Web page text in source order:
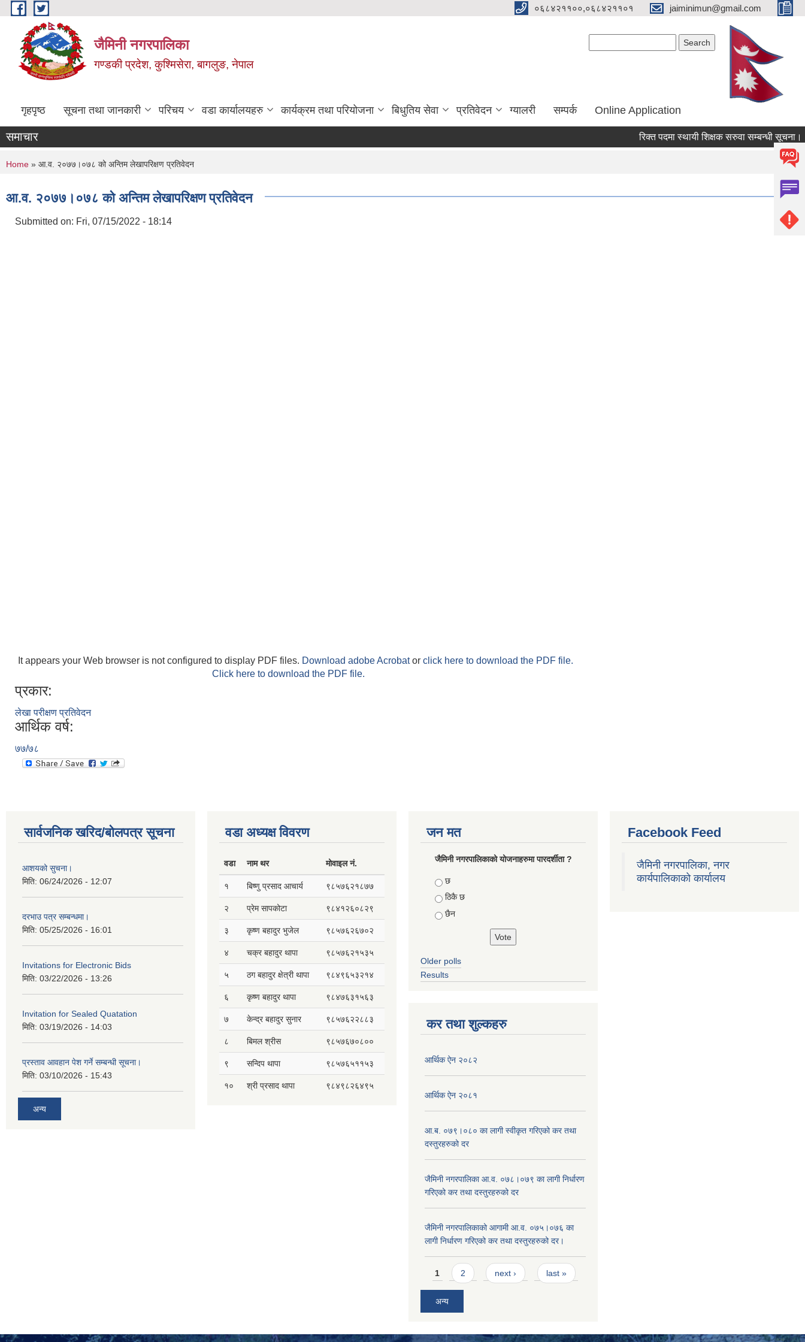
Skip to main content ०६८४२११००,०६८४२११०१ jaiminimun@gmail.com
जैमिनी नगरपालिका
गण्डकी प्रदेश, कुश्मिसेरा, बागलुङ, नेपाल
गृहपृष्ठ सूचना तथा जानकारी परिचय वडा कार्यालयहरु कार्यक्रम तथा परियोजना बिधुतिय सेवा प्रतिवेदन ग्यालरी सम्पर्क Online Application
समाचार रिक्त पदमा स्थायी शिक्षक सरुवा सम्बन्धी सूचना।
You are here
Home » आ.व. २०७७।०७८ को अन्तिम लेखापरिक्षण प्रतिवेदन
आ.व. २०७७।०७८ को अन्तिम लेखापरिक्षण प्रतिवेदन
Submitted on: Fri, 07/15/2022 - 18:14
It appears your Web browser is not configured to display PDF files. Download adobe Acrobator click here to download the PDF file.
Click here to download the PDF file.
प्रकार:
लेखा परीक्षण प्रतिवेदन
आर्थिक वर्ष:
७७/७८
सार्वजनिक खरिद/बोलपत्र सूचना
आशयको सुचना।
मिति: 06/24/2026 - 12:07
दरभाउ पत्र सम्बन्धमा।
मिति: 05/25/2026 - 16:01
Invitations for Electronic Bids
मिति: 03/22/2026 - 13:26
Invitation for Sealed Quatation
मिति: 03/19/2026 - 14:03
प्रस्ताव आवहान पेश गर्ने सम्बन्धी सूचना।
मिति: 03/10/2026 - 15:43
अन्य
वडा अध्यक्ष विवरण
वडा नाम थर मोवाइल नं.
१ बिष्णु प्रसाद आचार्य ९८५७६२१८७७
२ प्रेम सापकोटा ९८४१२६०८२९
३ कृष्ण बहादुर भुजेल ९८५७६२६७०२
४ चक्र बहादुर थापा ९८५७६२१५३५
५ ठग बहादुर क्षेत्री थापा ९८४९६५३२१४
६ कृष्ण बहादुर थापा ९८४७६३१५६३
७ केन्द्र बहादुर सुनार ९८५७६२२८८३
८ बिमल श्रीस ९८५७६७०८००
९ सन्दिप थापा ९८५७६५११५३
१० श्री प्रसाद थापा ९८४९८२६४९५
जन मत
जैमिनी नगरपालिकाको योजनाहरुमा पारदर्शीता ?
Choices
छ
ठिकै छ
छैन
Older polls
Results
कर तथा शुल्कहरु
आर्थिक ऐन २०८२
आर्थिक ऐन २०८१
आ.ब. ०७९।०८० का लागी स्वीकृत गरिएको कर तथा
दस्तुरहरुको दर
जैमिनी नगरपालिका आ.व. ०७८।०७९ का लागी निर्धारण
गरिएको कर तथा दस्तुरहरुको दर
जैमिनी नगरपालिकाको आगामी आ.व. ०७५।०७६ का
लागी निर्धारण गरिएको कर तथा दस्तुरहरुको दर।
Pages
1 2 next › last »
अन्य
Facebook Feed
जैमिनी नगरपालिका, नगर
कार्यपालिकाको कार्यालय